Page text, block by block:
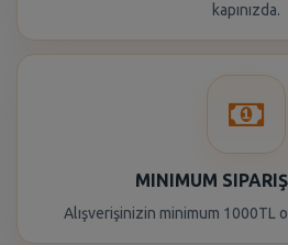
kapınızda.
MINIMUM
Alışverişinizin minimum 1000TL